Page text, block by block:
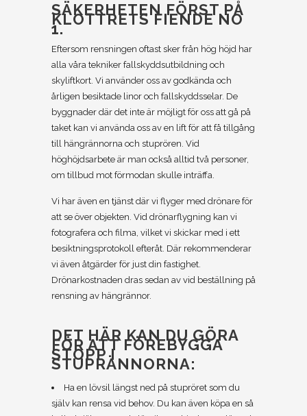
SÄKERHETEN FÖRST PÅ
KLOTTRETS FIENDE NO
1.
Eftersom rensningen oftast sker från hög höjd har
alla våra tekniker fallskyddsutbildning och
skyliftkort. Vi använder oss av godkända och
årligen besiktade linor och fallskyddsselar. De
byggnader där det inte är möjligt för oss att gå på
taket kan vi använda oss av en lift för att få tillgång
till hängrännorna och stuprören. Vid
höghöjdsarbete är man också alltid två personer,
om tillbud mot förmodan skulle inträffa.
Vi har även en tjänst där vi flyger med drönare för
att se över objekten. Vid drönarflygning kan vi
fotografera och filma, vilket vi skickar med i ett
besiktningsprotokoll efteråt. Där rekommenderar
vi även åtgärder för just din fastighet.
Drönarkostnaden dras sedan av vid beställning på
rensning av hängrännor.
DET HÄR KAN DU GÖRA
FÖR ATT FÖREBYGGA
STOPP I
STUPRÄNNORNA:
Ha en lövsil längst ned på stupröret som du
själv kan rensa vid behov. Du kan även köpa en så